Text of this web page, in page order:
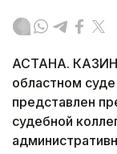
АСТАНА.
областном
представлен
судебной